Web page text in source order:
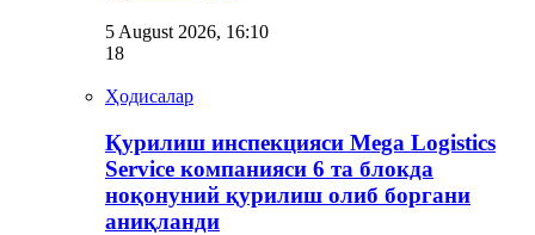
5 August 2026, 16:10
18
Ҳодисалар
Қурилиш инспекцияси Мega Logistics
Service компанияси 6 та блокда
ноқонуний қурилиш олиб боргани
аниқланди